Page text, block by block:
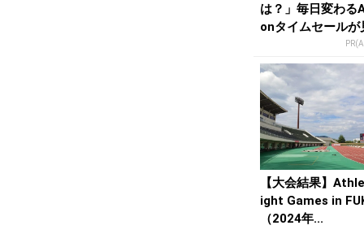
は？」毎日変わる
onタイムセールが
【大会結果】
ight Games in
（2024年...